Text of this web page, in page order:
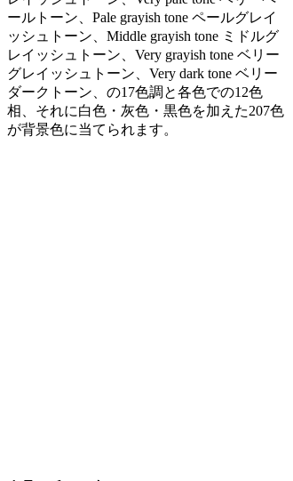
ールトーン、Pale grayish tone ペールグレイ
ッシュトーン、Middle grayish tone ミドルグ
レイッシュトーン、Very grayish tone ベリー
グレイッシュトーン、Very dark tone ベリー
ダークトーン、の17色調と各色での12色
相、それに白色・灰色・黒色を加えた207色
が背景色に当てられます。